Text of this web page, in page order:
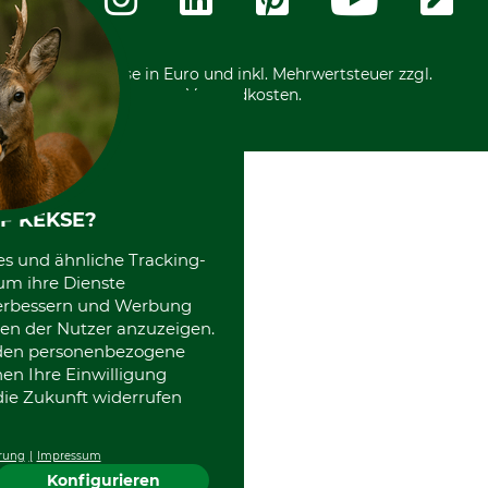
International
*Alle Preise in Euro und inkl. Mehrwertsteuer zzgl.
Versandkosten.
KEKSE?
und ähnliche Tracking-
ihre Dienste
und Werbung
der Nutzer anzuzeigen.
personenbezogene
Ihre Einwilligung
Zukunft widerrufen
Impressum
Konfigurieren